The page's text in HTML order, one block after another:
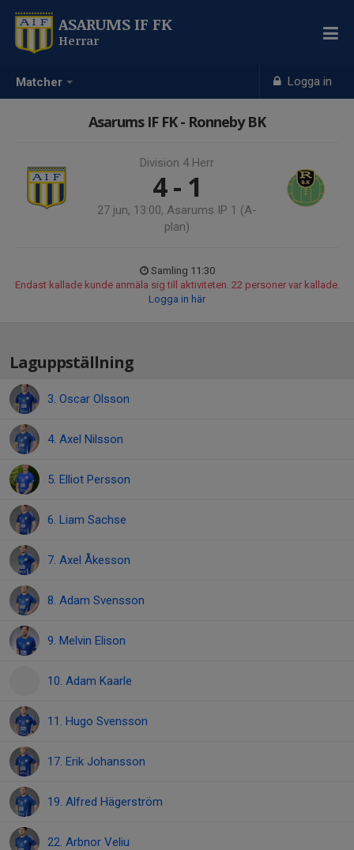
Matcher Logga in
ASARUMS IF FK
Herrar
Asarums IF FK - Ronneby BK
Division 4 Herr
4 - 1
27 jun, 13:00, Asarums IP 1 (A-
plan)
Samling 11:30
Endast kallade kunde anmäla sig till aktiviteten. 22 personer var kallade.
Logga in här
Laguppställning
3. Oscar Olsson
4. Axel Nilsson
5. Elliot Persson
6. Liam Sachse
7. Axel Åkesson
8. Adam Svensson
9. Melvin Elison
10. Adam Kaarle
11. Hugo Svensson
17. Erik Johansson
19. Alfred Hägerström
22. Arbnor Veliu